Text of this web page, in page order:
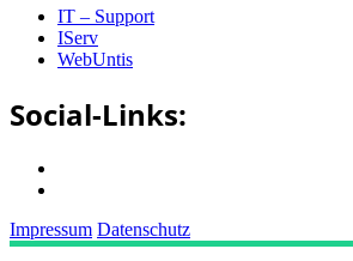
IT – Support
IServ
WebUntis
Social-Links:
Impressum Datenschutz